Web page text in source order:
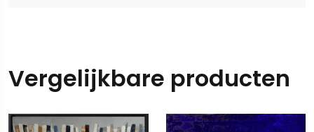
Vergelijkbare producten